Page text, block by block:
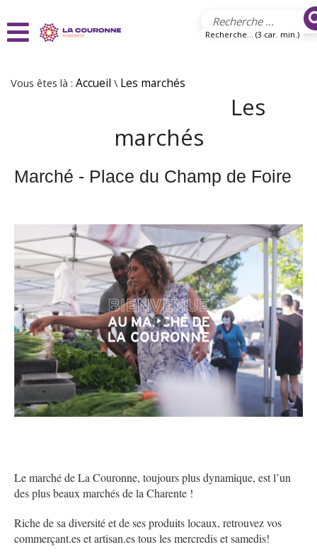
Recherche... (3 car. min.)
Vous êtes là : Accueil \ Les marchés
Les
marchés
Marché - Place du Champ de Foire
Le marché de La Couronne, toujours plus dynamique, est l’un
des plus beaux marchés de la Charente !
Riche de sa diversité et de ses produits locaux, retrouvez vos
commerçant.es et artisan.es tous les mercredis et samedis!